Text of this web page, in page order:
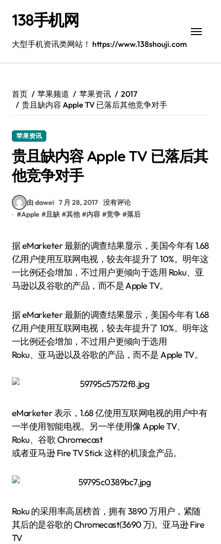
138手机网
大型手机资讯类网站！ https://www.138shouji.com
首页 苹果频道 苹果资讯
2017
贵且缺内容 Apple TV 已落后其他竞争对手
苹果资讯
贵且缺内容 Apple TV 已落后其
他竞争对手
由 dawei 7 月 28, 2017 没有评论
#Apple #且缺 #其他 #内容 #竞争 #落后
据 eMarketer 最新的调查结果显示，美国今年有 1.68
亿用户使用互联网电视，较去年提升了 10%。明年这
一比例还会增加，不过用户更倾向于选用 Roku、亚
马逊以及谷歌的产品，而不是 Apple TV。
据 eMarketer 最新的调查结果显示，美国今年有 1.68
亿用户使用互联网电视，较去年提升了 10%。明年这
一比例还会增加，不过用户更倾向于选用
Roku、亚马逊以及谷歌的产品，而不是 Apple TV。
eMarketer 表示，1.68 亿使用互联网电视的用户中有
一半使用智能电视。另一半使用像 Apple TV、
Roku、谷歌 Chromecast
或者亚马逊 Fire TV Stick 这样的机顶盒产品。
Roku 的采用率高居榜首，拥有 3890 万用户，紧随
其后的是谷歌的 Chromecast(3690 万)。亚马逊 Fire
TV